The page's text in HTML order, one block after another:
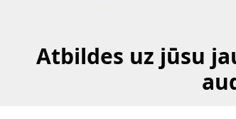
Atbildes uz jūsu